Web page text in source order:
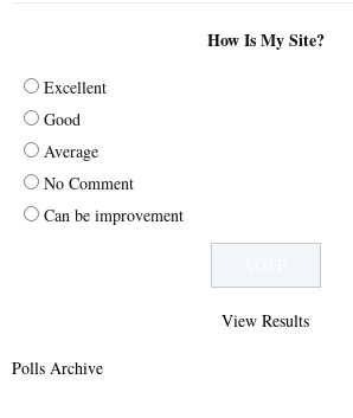
How Is My Site?
Excellent
Good
Average
No Comment
Can be improvement
View Results
Polls Archive